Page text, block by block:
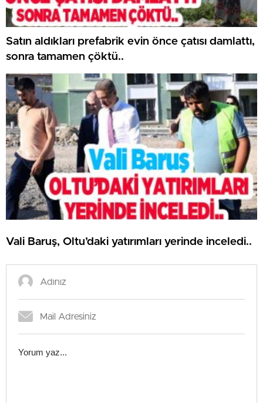
Satın aldıkları prefabrik evin önce çatısı damlattı,
sonra tamamen çöktü..
Vali Baruş, Oltu’daki yatırımları yerinde inceledi..